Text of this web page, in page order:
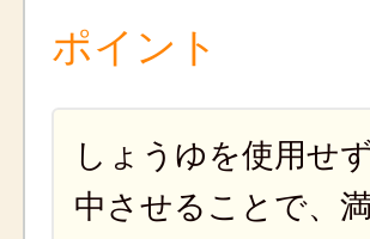
ポイント
しょうゆを使用せ
中させることで、